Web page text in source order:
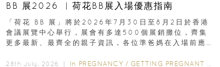
BB 展2026 ︳荷花BB展入場優惠指南
「荷花 BB 展」將於2026年7月30日至8月2日於香港
會議展覽中心舉行，展會有多達500個展銷攤位，齊集
更多最新、最齊全的親子資訊，各位準爸媽在入場前應
28th July, 2026 ｜ In PREGNANCY / GETTING PREGNANT